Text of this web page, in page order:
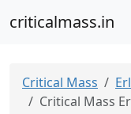
criticalmass.in
Critical Mass
Critical Mass